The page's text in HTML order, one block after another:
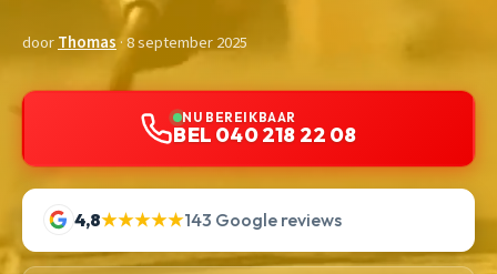
doorThomas· 8 september 2025
NU BEREIKBAAR
BEL 040 218 22 08
4,8★★★★★143 Google reviews